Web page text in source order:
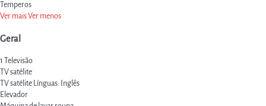
Temperos
Ver maisVer menos
Geral
1 Televisão
TV satélite
TV satélite Línguas: Inglês
Elevador